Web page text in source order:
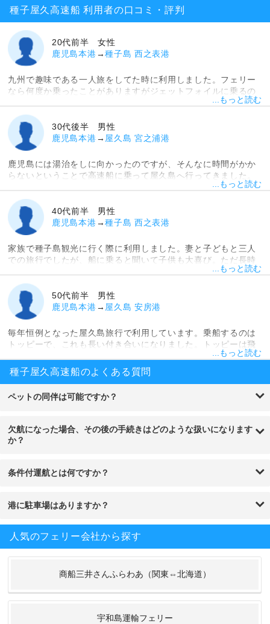
種子屋久高速船 利用者の口コミ・評判
...もっと読む
20代前半 女性
鹿児島本港→種子島 西之表港
九州で趣味である一人旅をしてた時に利用しました。フェリー
なら何度か乗ったことがありますがジェットフォイルに乗るの
は今回が初めてです。受付する際に1階か2階かを選べるようで
す。ただし繁忙期などは出来ない模様。座席もゆとりを持った
位置に案内してもらえるので、一人旅で慣れているとはいえの
びのびと席に座ることができました。席の配置はフェリーとい
うよりもどちらかといえば新幹線や航空機に近い感じで、座っ
た際もシートベルト着用。航海時間も一時間半程度なので、通
常の旅客フェリーを基準にしていた私はあまりの速さにびっく
りしていました。またこの航海時間の影響か、同航路を運航す
によりますが複数便出ています。その気になれば弾丸ツアーも
可能なので、次回もまた利用してみたいと思います。
...もっと読む
30代後半 男性
鹿児島本港→ 屋久島 宮之浦港
鹿児島には湯治をしに向かったのですが、そんなに時間がかか
らないということで高速船に乗って屋久島へ行ってきました。
ジェットフォイルという船に乗るのは初めてでしたが、なんと
いうか、大型のモーターボートといった感じです。船底の前後
についている翼のようなパーツで水の上に飛び上がって走るよ
うですが、年甲斐もなくはしゃいでしまいました。何しろ海の
上を80kmもの速度で飛ばすので、幸運にも座れた窓際の席で大
迫力の景色を眺められました。移動時間は三時間程度。ただこ
れは途中で別の港に寄港した影響だそうで、本来なら鹿児島か
ら種子島まで一時間半程度で着くそうです。値段の方も、時間
を使う場合や、海の上を高速で走る爽快感を感じたい場合には
おすすめです。
...もっと読む
40代前半 男性
鹿児島本港→種子島 西之表港
家族で種子島観光に行く際に利用しました。妻と子どもと三人
での旅行でしたが、船に乗ると聞いて子供も大喜び。ただ長時
間の移動は子どもにはきついものなので、一、二時間程度しか
かからない高速船を選択しました。ジェットフォイルと呼ばれ
るその船は一般的なフェリーとは違い小ぢんまりとした形でし
た。とはいえ地味というわけでもなくスタイリッシュな格好良
さがあったので、子ども受けはいいと思います。実際喜んでい
ました。受け付け時には1階がいいか2階がいいか聞かれたの
で、眺めがいいという2階の席を指定。確かに視界が高くなり、
2階建てバスに乗ったような感覚でした。行きも帰りもそれほど
時間がかからなかったので、旅行日数を詰められたのもいいポ
イントです。ただ自分たちは身一つで旅行していたため気にな
りませんでしたが、高速船は乗用車の積載は不可。渡航した先
で車に乗りたい場合は別のフェリーを利用するか、レンタカー
...もっと読む
50代前半 男性
鹿児島本港→ 屋久島 安房港
毎年恒例となった屋久島旅行で利用しています。乗船するのは
トッピーで、これも長い付き合いになりました。トッピーは飛
び魚という意味で、その名の通り海の上を高速で駆ける船で
す。かなりの速さで走るので波に大きく揺らされることもあり
ません。私は比較的酔いやすい方だと思いますが、幸いにも今
階建てで、席は両脇と中央で3列分。前方にはモニターがあっ
にそれほど違いはありませんが、2階席の方が視点が高くなるの
で水平線までよく眺められます。一方で1階席は船首方向に追加
の席があり、少し大きめの座席であるプレミアムシートが備え
ートベルト必須ということと、高速で移動しているので海の風
種子屋久高速船のよくある質問
ペットの同伴は可能ですか？
欠航になった場合、その後の手続きはどのような扱いになります
か？
条件付運航とは何ですか？
港に駐車場はありますか？
人気のフェリー会社から探す
商船三井さんふらわあ（関東⇔北海道）
宇和島運輸フェリー